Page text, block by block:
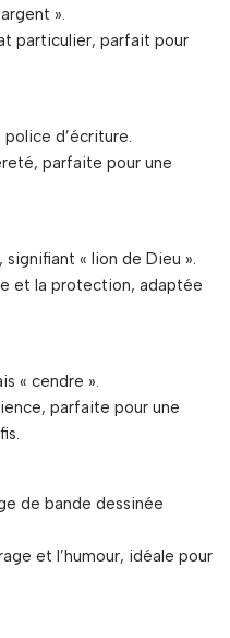
».
particulier, parfait pour
d’écriture.
parfaite pour une
signifiant « lion de Dieu ».
et la protection, adaptée
« cendre ».
parfaite pour une
de bande dessinée
et l’humour, idéale pour